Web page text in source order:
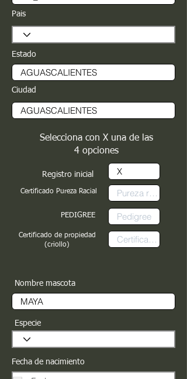
Pais
Estado
Ciudad
Registro inicial
Certificado Pureza Racial
PEDIGREE
Selecciona con X una de las
4 opciones
Certificado de propiedad
(criollo)
Nombre mascota
Especie
Fecha de nacimiento